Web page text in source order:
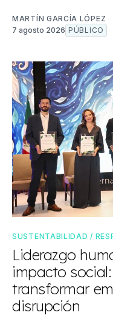
MARTÍN GARCÍA LÓPEZ
7 agosto 2026 PÚBLICO
SUSTENTABILIDAD /
Liderazgo
impacto
transformar
disrupción